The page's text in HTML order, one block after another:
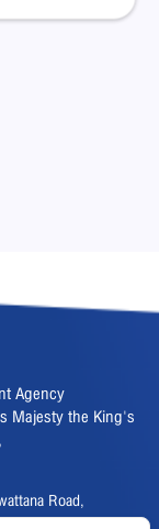
Agency
Majesty the King's
Road,